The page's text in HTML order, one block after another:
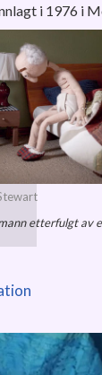
i 1976 i
etterfulgt av